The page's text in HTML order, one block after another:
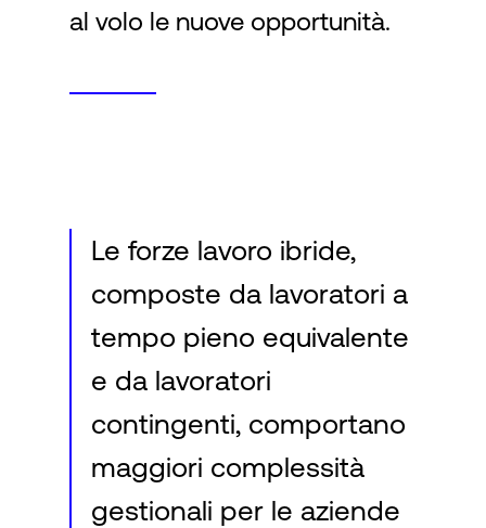
al volo le nuove opportunità.
Le forze lavoro ibride,
composte da lavoratori a
tempo pieno equivalente
e da lavoratori
contingenti, comportano
maggiori complessità
gestionali per le aziende